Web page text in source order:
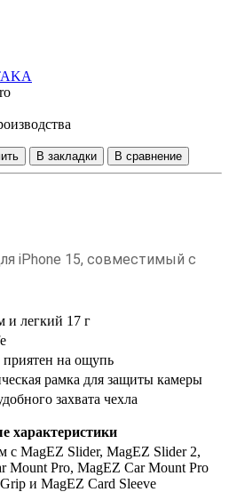
В закладки В сравнение
iPhone 15, совместимый с
и легкий 17 г
приятен на ощупь
рамка для защиты камеры
захвата чехла
характеристики
с MagEZ Slider, MagEZ Slider 2,
Mount Pro, MagEZ Car Mount Pro
и MagEZ Card Sleeve